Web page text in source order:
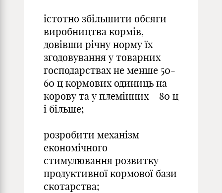
істотно збільшити обсяги
виробництва кормів,
довівши річну норму їх
згодовування у товарних
господарствах не менше 50-
60 ц кормових одиниць на
корову та у племінних – 80 ц
і більше;
розробити механізм
економічного
стимулювання розвитку
продуктивної кормової бази
скотарства;